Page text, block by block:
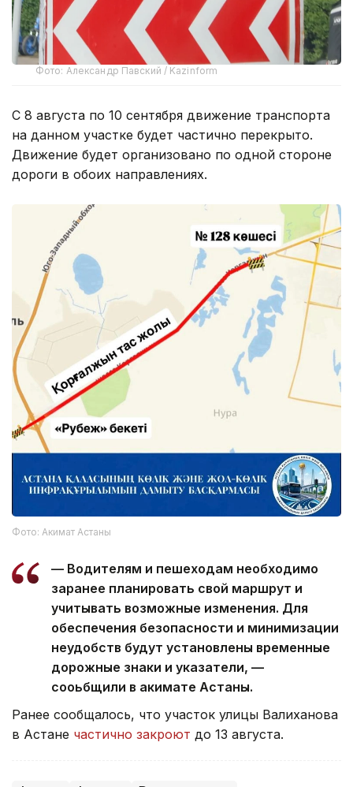
Фото: Александр Павский / Kazinform
С 8 августа по 10 сентября движение транспорта
на данном участке будет частично перекрыто.
Движение будет организовано по одной стороне
дороги в обоих направлениях.
Фото: Акимат Астаны
— Водителям и пешеходам необходимо
заранее планировать свой маршрут и
учитывать возможные изменения. Для
обеспечения безопасности и минимизации
неудобств будут установлены временные
дорожные знаки и указатели, —
сооьбщили в акимате Астаны.
Ранее сообщалось, что участок улицы Валиханова
в Астане частично закроют до 13 августа.